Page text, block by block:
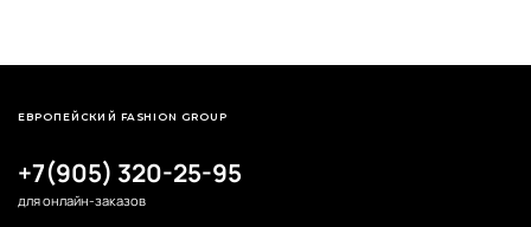
+7(905) 320-25-95
для онлайн-заказов
ЕВРОПЕЙСКИЙ FASHION GROUP